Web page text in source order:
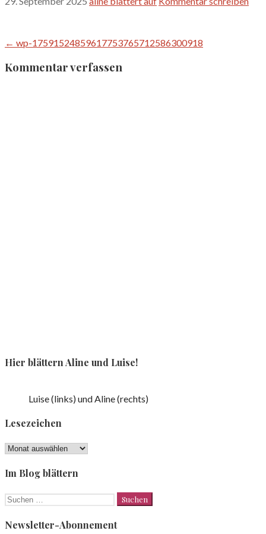
Beitragsnavigation
← wp-17591524859617753765712586300918
Kommentar verfassen
Hier blättern Aline und Luise!
Luise (links) und Aline (rechts)
Lesezeichen
Lesezeichen
Im Blog blättern
Suchen
nach:
Newsletter-Abonnement